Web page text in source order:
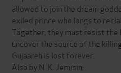
allowed to join the dream
exiled prince who longs to
Together, they must resist the
uncover the source of the
Gujaareh is lost forever.
Also by N. K. Jemisin: